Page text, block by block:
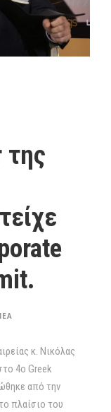
της
κ. Νικόλας
4ο Greek
από την
πλαίσιο του